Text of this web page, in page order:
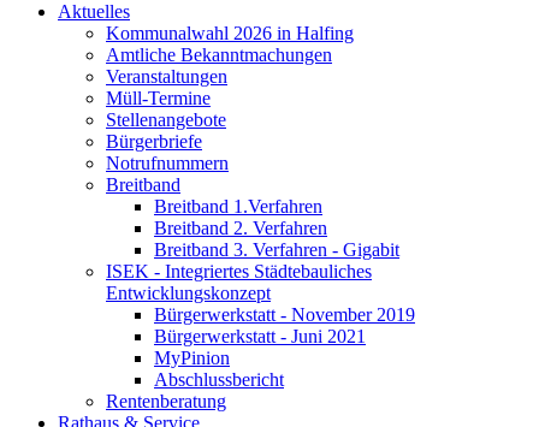
Aktuelles
Kommunalwahl 2026 in Halfing
Amtliche Bekanntmachungen
Veranstaltungen
Müll-Termine
Stellenangebote
Bürgerbriefe
Notrufnummern
Breitband
Breitband 1.Verfahren
Breitband 2. Verfahren
Breitband 3. Verfahren - Gigabit
ISEK - Integriertes Städtebauliches
Entwicklungskonzept
Bürgerwerkstatt - November 2019
Bürgerwerkstatt - Juni 2021
MyPinion
Abschlussbericht
Rentenberatung
Rathaus & Service